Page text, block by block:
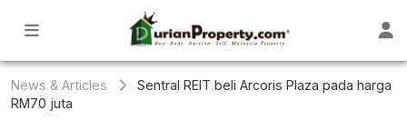
News & Articles
Sentral REIT beli Arcoris Plaza pada harga
RM70 juta